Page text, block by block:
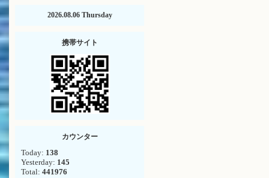
2026.08.06 Thursday
携帯サイト
カウンター
Today: 138
Yesterday: 145
Total: 441976